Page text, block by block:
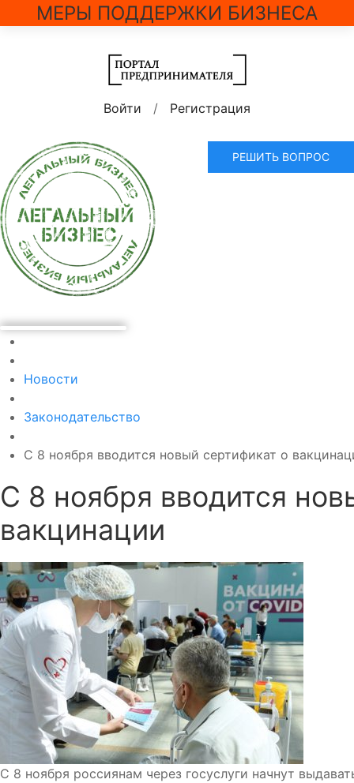
МЕРЫ ПОДДЕРЖКИ БИЗНЕСА
Войти / Регистрация
РЕШИТЬ ВОПРОС
Новости
Законодательство
С 8 ноября вводится новый сертификат о
С 8 ноября вводится
вакцинации
С 8 ноября россиянам через госуслуги начнут